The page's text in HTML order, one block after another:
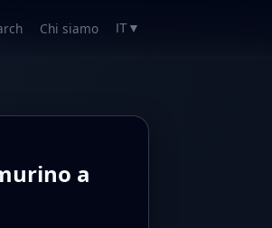
Chi siamo IT ▼
a